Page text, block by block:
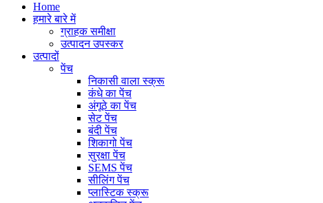
Home
हमारे बारे में
ग्राहक समीक्षा
उत्पादन उपस्कर
उत्पादों
पेंच
निकासी वाला स्क्रू
कंधे का पेंच
अंगूठे का पेंच
सेट पेंच
बंदी पेंच
शिकागो पेंच
सुरक्षा पेंच
SEMS पेंच
सीलिंग पेंच
प्लास्टिक स्क्रू